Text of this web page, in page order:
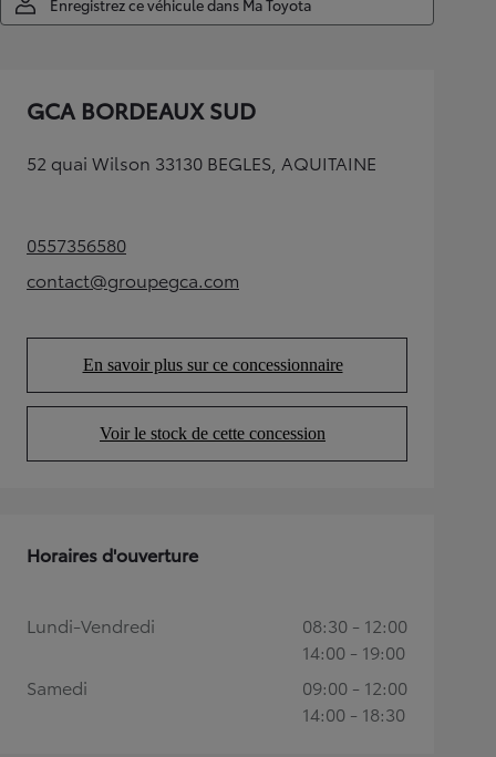
Enregistrez ce véhicule dans Ma Toyota
GCA BORDEAUX SUD
52 quai Wilson 33130 BEGLES, AQUITAINE
0557356580(Opens in new tab)
contact@groupegca.com
(Opens in new tab)
En savoir plus sur ce concessionnaire
(Opens in new tab)
Voir le stock de cette concession
(Opens in new tab)
Horaires d'ouverture
Lundi-Vendredi
08:30 - 12:00
14:00 - 19:00
Samedi
09:00 - 12:00
14:00 - 18:30